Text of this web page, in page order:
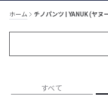
ホーム チノパンツ | YANUK (ヤヌ
すべて